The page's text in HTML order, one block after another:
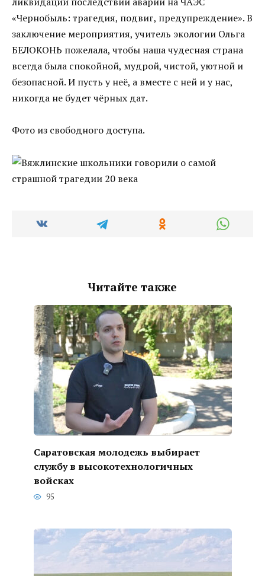
«Чернобыль: трагедия, подвиг, предупреждение». В
заключение мероприятия, учитель экологии Ольга
БЕЛОКОНЬ пожелала, чтобы наша чудесная страна
всегда была спокойной, мудрой, чистой, уютной и
безопасной. И пусть у неё, а вместе с ней и у нас,
никогда не будет чёрных дат.
Фото из свободного доступа.
Читайте также
Саратовская молодежь выбирает
службу в высокотехнологичных
войсках
95